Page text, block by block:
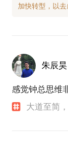
朱辰昊
感觉钟总思维
大道至简